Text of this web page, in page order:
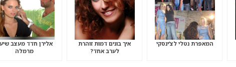
המאפרת נטלי לצ’ינסקי
איך בונים דמות זוהרת
לערב אחד?
אלירן חדד מעצב
מרמלה